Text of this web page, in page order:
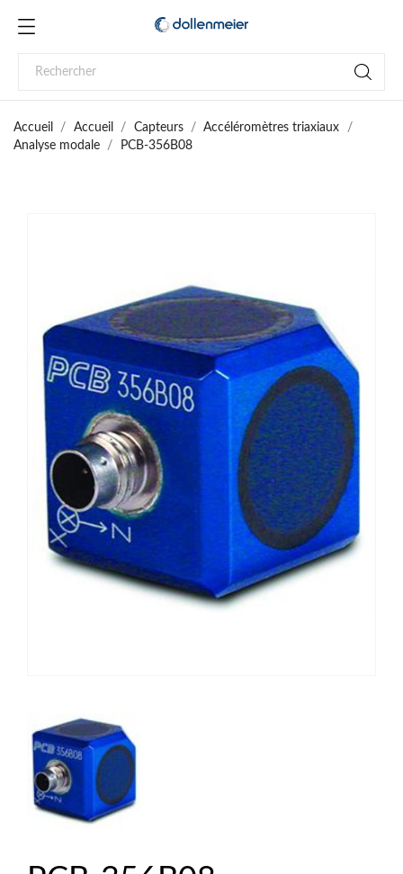
Accueil Accueil Capteurs
Accéléromètres triaxiaux
Analyse modale
PCB-356B08